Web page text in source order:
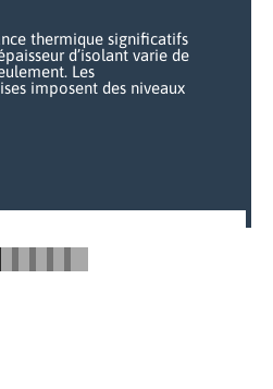
thermique significatifs
d’isolant varie de
Les
imposent des niveaux